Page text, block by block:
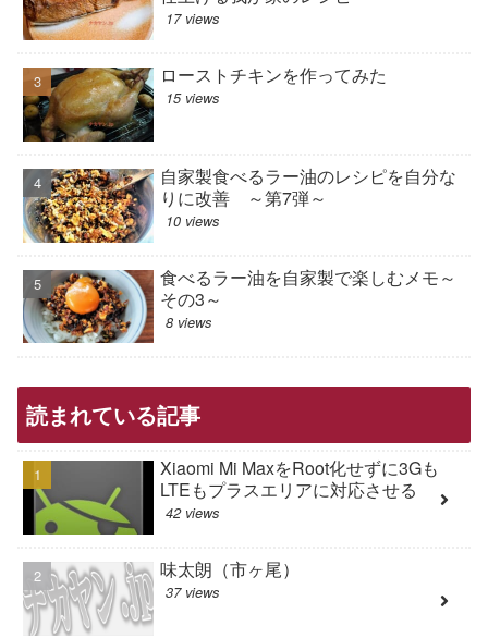
17 views
ローストチキンを作ってみた
15 views
自家製食べるラー油のレシピを自分な
りに改善 ～第7弾～
10 views
食べるラー油を自家製で楽しむメモ～
その3～
8 views
読まれている記事
Xiaomi Mi MaxをRoot化せずに3Gも
LTEもプラスエリアに対応させる
42 views
味太朗（市ヶ尾）
37 views